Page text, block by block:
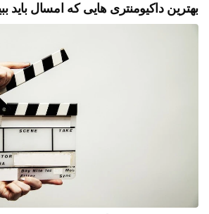
بهترین داکیومنتری هایی که امسال باید